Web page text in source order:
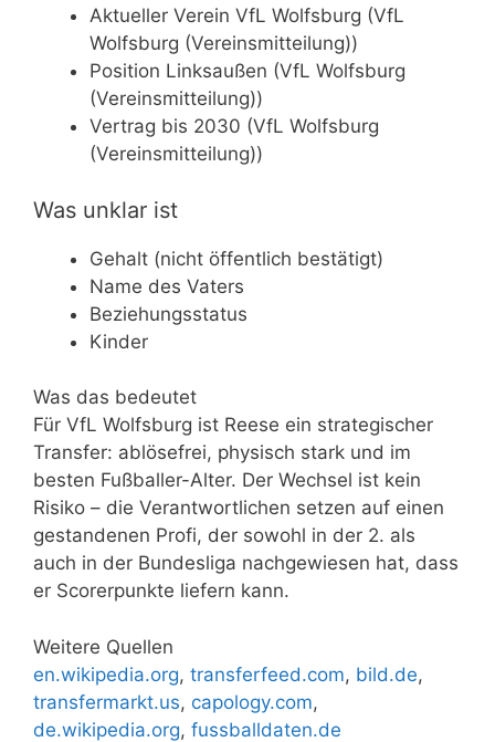
Aktueller Verein VfL Wolfsburg (VfL
Wolfsburg (Vereinsmitteilung))
Position Linksaußen (VfL Wolfsburg
(Vereinsmitteilung))
Vertrag bis 2030 (VfL Wolfsburg
(Vereinsmitteilung))
Was unklar ist
Gehalt (nicht öffentlich bestätigt)
Name des Vaters
Beziehungsstatus
Kinder
Was das bedeutet
Für VfL Wolfsburg ist Reese ein strategischer
Transfer: ablösefrei, physisch stark und im
besten Fußballer-Alter. Der Wechsel ist kein
Risiko – die Verantwortlichen setzen auf einen
gestandenen Profi, der sowohl in der 2. als
auch in der Bundesliga nachgewiesen hat, dass
er Scorerpunkte liefern kann.
Weitere Quellen
en.wikipedia.org, transferfeed.com, bild.de,
transfermarkt.us, capology.com,
de.wikipedia.org, fussballdaten.de